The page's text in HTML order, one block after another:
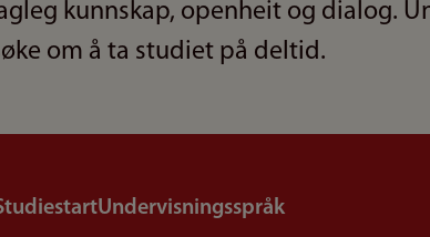
kunnskap, openheit og dialog.
om å ta studiet på deltid.
Undervisningsspråk